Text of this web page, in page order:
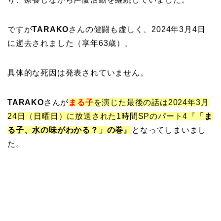
ですがTARAKOさんの健闘も虚しく、2024年3月4日
に逝去されました（享年63歳）。
具体的な死因は発表されていません。
TARAKOさんが まる子を演じた最後の話は2024年3月
24日（日曜日）に放送された1時間SPのパート4『
「ま
る子、水の味がわかる？」の巻 』
となってしまいまし
た。